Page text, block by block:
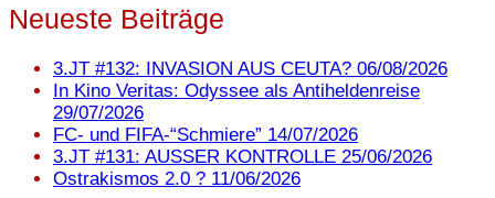
Neueste Beiträge
3.JT #132: INVASION AUS CEUTA? 06/08/2026
In Kino Veritas: Odyssee als Antiheldenreise
29/07/2026
FC- und FIFA-“Schmiere” 14/07/2026
3.JT #131: AUSSER KONTROLLE 25/06/2026
Ostrakismos 2.0 ? 11/06/2026